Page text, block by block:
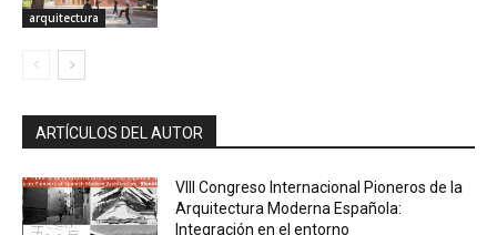
arquitectura
ARTÍCULOS DEL AUTOR
VIII Congreso Internacional Pioneros de la
Arquitectura Moderna Española:
Integración en el entorno